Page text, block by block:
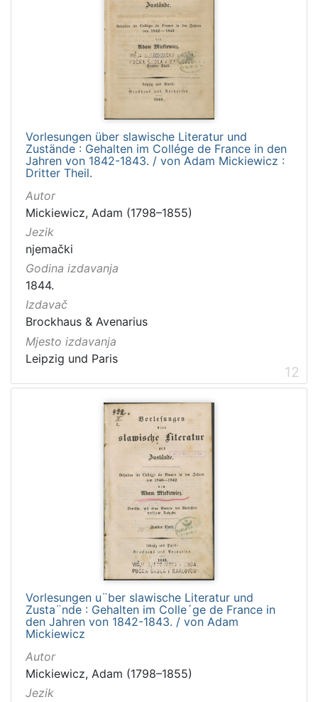
Vorlesungen über slawische Literatur und
Zustände : Gehalten im Collége de France in den
Jahren von 1842-1843. / von Adam Mickiewicz :
Dritter Theil.
Autor
Mickiewicz, Adam (1798–1855)
Jezik
njemački
Godina izdavanja
1844.
Izdavač
Brockhaus & Avenarius
Mjesto izdavanja
Leipzig und Paris
12
Vorlesungen u¨ber slawische Literatur und
Zusta¨nde : Gehalten im Colle´ge de France in
den Jahren von 1842-1843. / von Adam
Mickiewicz
Autor
Mickiewicz, Adam (1798–1855)
Jezik